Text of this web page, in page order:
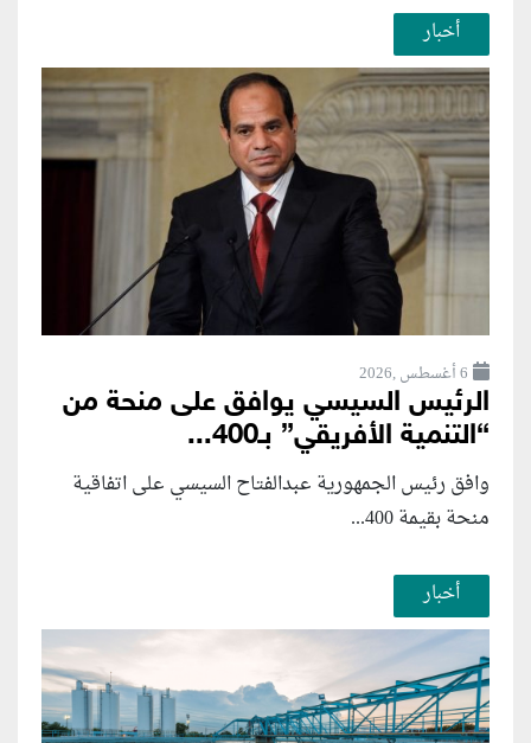
أخبار
6 أغسطس ,2026
الرئيس السيسي يوافق على منحة من
“التنمية الأفريقي” بـ400...
وافق رئيس الجمهورية عبدالفتاح السيسي على اتفاقية
منحة بقيمة 400...
أخبار